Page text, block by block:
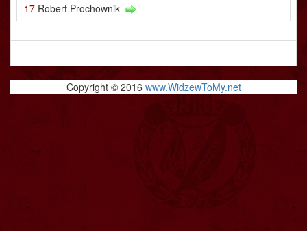
17 Robert Prochownik
Copyright © 2016 www.WidzewToMy.net